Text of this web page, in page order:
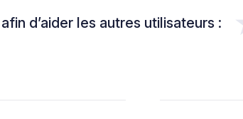
d’aider les autres utilisateurs :